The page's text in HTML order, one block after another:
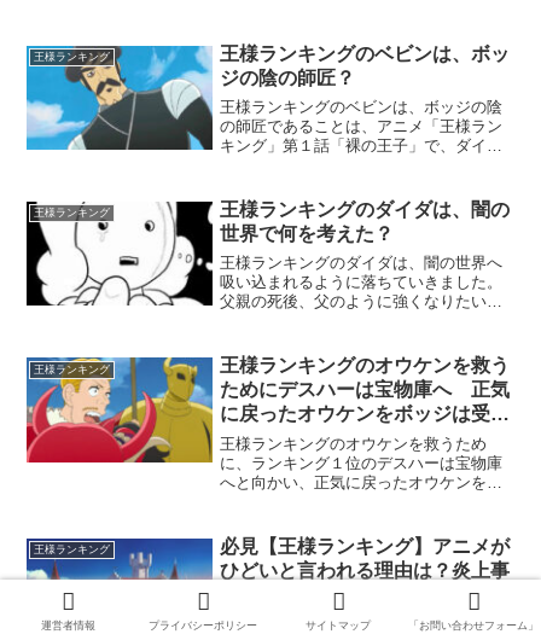
ます。四天王であるドルーシもアピス
も、声が低音で深みのある...
王様ランキング
王様ランキングのベビンは、ボッ
ジの陰の師匠？
王様ランキングのベビンは、ボッジの陰
の師匠であることは、アニメ「王様ラン
キング」第１話「裸の王子」で、ダイダ
だからこそ四天王の位にまで、伸し上が
ってきたけれど、剣術では...
王様ランキング
王様ランキングのダイダは、闇の
世界で何を考えた？
王様ランキングのダイダは、闇の世界へ
吸い込まれるように落ちていきました。
父親の死後、父のように強くなりたい
で、国民に誇れるものではありません。
ミランジョの提案により城の地...
王様ランキング
王様ランキングのオウケンを救う
ためにデスハーは宝物庫へ 正気
に戻ったオウケンをボッジは受け
入れる？
王様ランキングのオウケンを救うため
に、ランキング１位のデスハーは宝物庫
へと向かい、正気に戻ったオウケンをボ
ナイーブな心の持ち主で、過去をいつま
でも引きずるタイプですね（...
王様ランキング
必見【王様ランキング】アニメが
ひどいと言われる理由は？炎上事
『王様ランキング』は、独特な物語と個
運営者情報 プライバシーポリシー サイトマップ 「お問い合わせフォーム」